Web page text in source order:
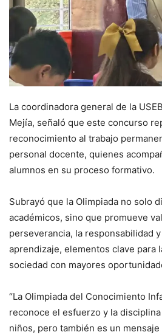
La coordinadora general de la
Mejía, señaló que este concurso
reconocimiento al trabajo
personal docente, quienes
alumnos en su proceso formativo.
Subrayó que la Olimpiada no solo
académicos, sino que promueve
perseverancia, la responsabilidad
aprendizaje, elementos clave para
sociedad con mayores
“La Olimpiada del Conocimiento
reconoce el esfuerzo y la
niños, pero también es un